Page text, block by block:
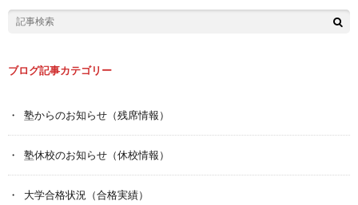
ブログ記事カテゴリー
塾からのお知らせ（残席情報）
塾休校のお知らせ（休校情報）
大学合格状況（合格実績）